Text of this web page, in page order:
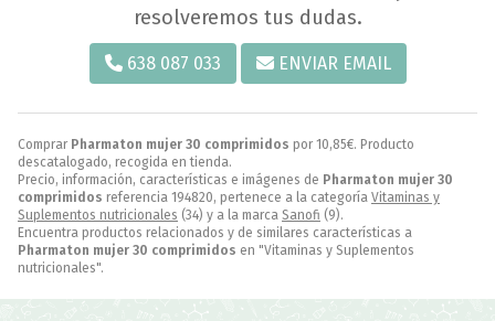
Comprar Pharmaton mujer 30 comprimidos por 10,85€. Producto
descatalogado, recogida en tienda.
Precio, información, características e imágenes de Pharmaton mujer 30
comprimidos referencia 194820, pertenece a la categoría Vitaminas y
Suplementos nutricionales (34) y a la marca Sanofi (9).
Encuentra productos relacionados y de similares características a
Pharmaton mujer 30 comprimidos en "Vitaminas y Suplementos
nutricionales".
resolveremos tus dudas.
638 087 033 ENVIAR EMAIL